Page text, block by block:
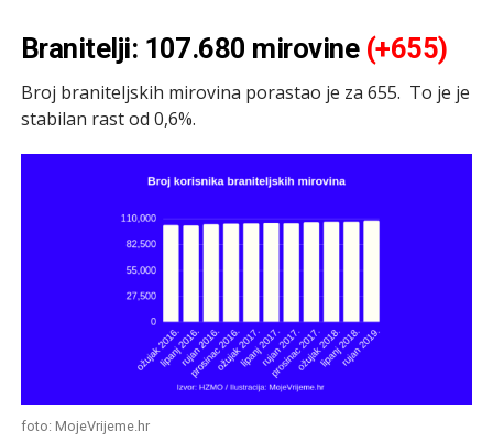
Branitelji: 107.680 mirovine (+655)
Broj braniteljskih mirovina porastao je za 655. To je je
stabilan rast od 0,6%.
foto: MojeVrijeme.hr